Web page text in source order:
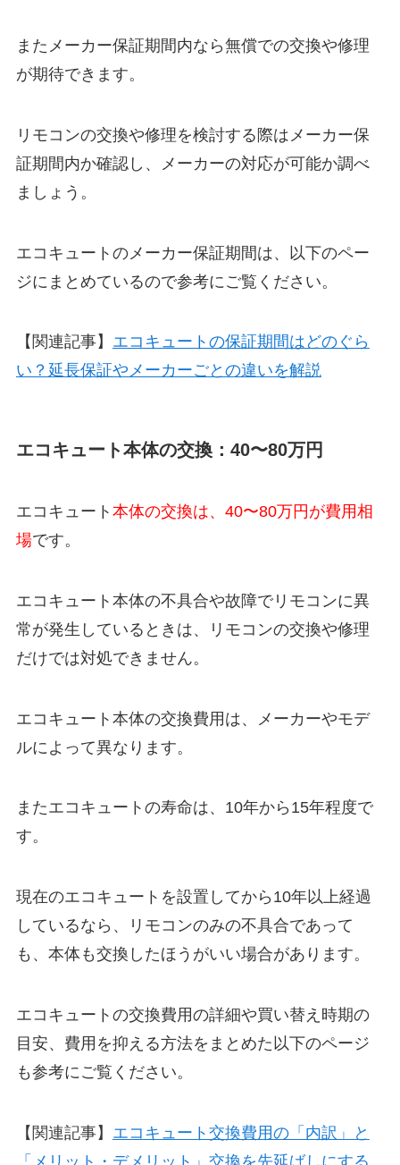
またメーカー保証期間内なら無償での交換や修理
が期待できます。
リモコンの交換や修理を検討する際はメーカー保
証期間内か確認し、メーカーの対応が可能か調べ
ましょう。
エコキュートのメーカー保証期間は、以下のペー
ジにまとめているので参考にご覧ください。
【関連記事】 エコキュートの保証期間はどのぐら
い？延長保証やメーカーごとの違いを解説
エコキュート本体の交換：40〜80万円
エコキュート 本体の交換は、40〜80万円が費用相
場です。
エコキュート本体の不具合や故障でリモコンに異
常が発生しているときは、リモコンの交換や修理
だけでは対処できません。
エコキュート本体の交換費用は、メーカーやモデ
ルによって異なります。
またエコキュートの寿命は、10年から15年程度で
す。
現在のエコキュートを設置してから10年以上経過
しているなら、リモコンのみの不具合であって
も、本体も交換したほうがいい場合があります。
エコキュートの交換費用の詳細や買い替え時期の
目安、費用を抑える方法をまとめた以下のページ
も参考にご覧ください。
【関連記事】 エコキュート交換費用の「内訳」と
「メリット・デメリット」交換を先延ばしにする